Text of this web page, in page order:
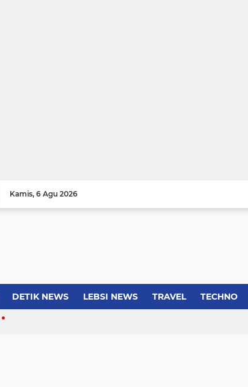
Kamis 6 Agu 2026
DETIK NEWS LEBSI NEWS TRAVEL TECHNO